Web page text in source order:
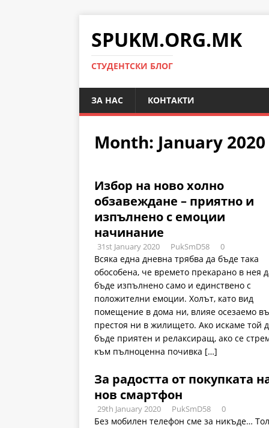
SPUKM.ORG.MK
СТУДЕНТСКИ БЛОГ
ЗА НАС КОНТАКТИ
Month: January 2020
Избор на ново холно
обзавеждане – приятно и
изпълнено с емоции
начинание
31st January 2020 PukSmD58 0
Всяка една дневна трябва да бъде така
обособена, че времето прекарано в нея
бъде изпълнено само и единствено с
положителни емоции. Холът, като вид
помещение в дома ни, влияе осезаемо
престоя ни в жилището. Ако искаме той
бъде приятен и релаксиращ, ако се
към пълноценна почивка […]
За радостта от покупката
нов смартфон
29th January 2020 PukSmD58 0
Без мобилен телефон сме за никъде…